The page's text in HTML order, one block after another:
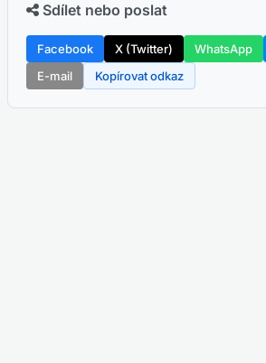
Sdílet nebo poslat
Facebook X (Twitter) WhatsApp
E-mail
Kopírovat odkaz